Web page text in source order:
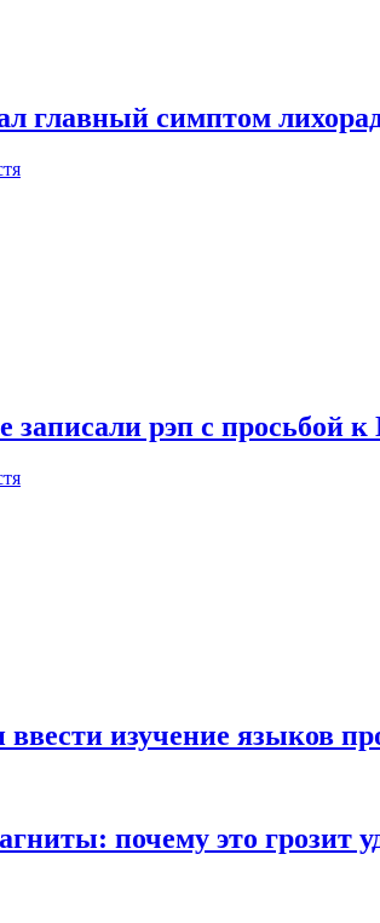
главный симптом
записали рэп с просьбой к
изучение языков
почему это грозит